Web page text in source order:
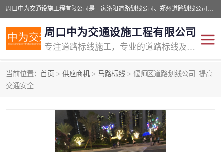
周口中为交通设施工程有限公司是一家洛阳道路划线公司、郑州道路划线公司、平顶山道路车位划线公司、开封车位划线公司、许昌道路车位划线公司、漯河道路车位划线公司，公司始终坚持“诚信、匠心、专注”的宗旨；我们的经营理念是：的服务。
周口中为交通设施工程有限公司
专注道路标线施工，专业的道路标线及交通设施施工服务商!
当前位置： 首页 > 供应商机 > 马路标线 > 偃师区道路划线公司_提高
交通安全
交通道路标线
道路标线划线 马路标线
道路划线